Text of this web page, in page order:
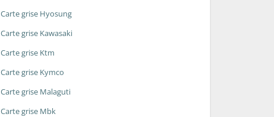
Carte grise Hyosung
Carte grise Kawasaki
Carte grise Ktm
Carte grise Kymco
Carte grise Malaguti
Carte grise Mbk